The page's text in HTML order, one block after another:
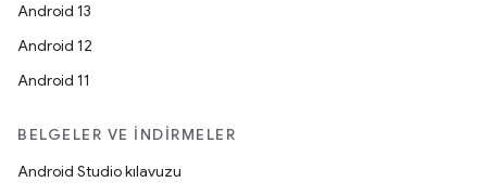
Android 13
Android 12
Android 11
BELGELER VE İNDIRMELER
Android Studio kılavuzu